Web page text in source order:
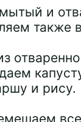
и
также
и рису.
все